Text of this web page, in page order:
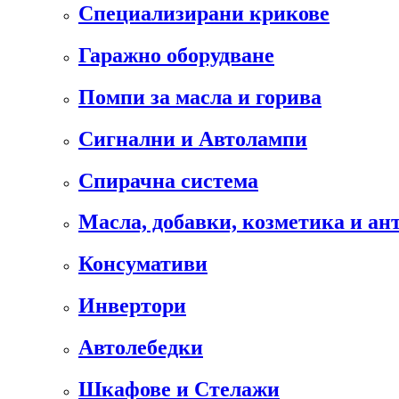
Специализирани крикове
Гаражно оборудване
Помпи за масла и горива
Сигнални и Автолампи
Спирачна система
Масла, добавки, козметика и
Консумативи
Инвертори
Автолебедки
Шкафове и Стелажи